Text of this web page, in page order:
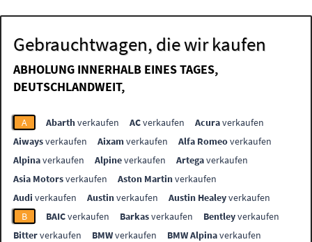
Gebrauchtwagen, die wir kaufen
ABHOLUNG INNERHALB EINES TAGES,
DEUTSCHLANDWEIT,
A Abarthverkaufen ACverkaufen Acuraverkaufen
Aiwaysverkaufen Aixamverkaufen Alfa Romeoverkaufen
Alpinaverkaufen Alpineverkaufen Artegaverkaufen
Asia Motorsverkaufen Aston Martinverkaufen
Audi verkaufen Austinverkaufen Austin Healeyverkaufen
B
BAICverkaufen Barkasverkaufen Bentleyverkaufen
Bitterverkaufen BMWverkaufen BMW Alpinaverkaufen